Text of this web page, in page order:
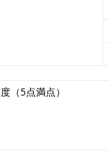
（5点満点）